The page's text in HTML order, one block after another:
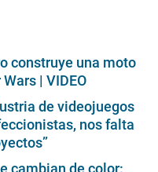
construye una moto
| VIDEO
de videojuegos
nos falta
cambian de color: